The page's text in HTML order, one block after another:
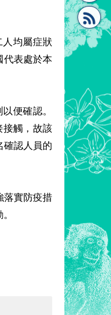
均屬症狀
代表處於本
便確認。
接觸，故該
確認人員的
落實防疫措